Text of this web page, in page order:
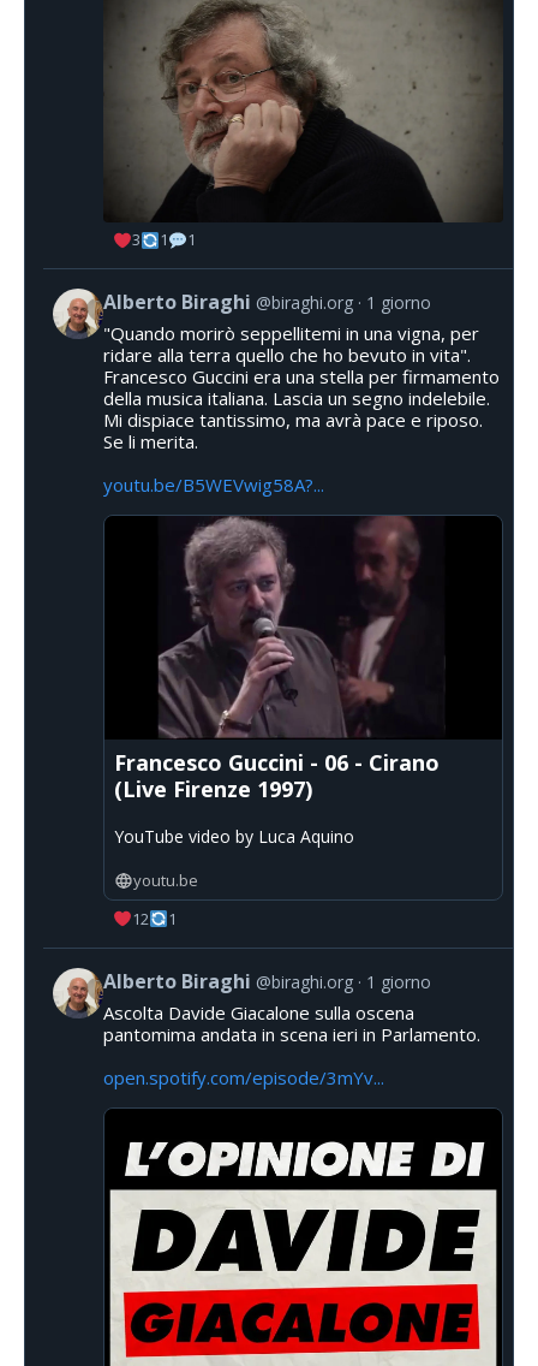
3 1 1
Alberto Biraghi @biraghi.org 1 giorno
"Quando morirò seppellitemi in una vigna, per
ridare alla terra quello che ho bevuto in vita".
Francesco Guccini era una stella per firmamento
della musica italiana. Lascia un segno indelebile.
Mi dispiace tantissimo, ma avrà pace e riposo.
Se li merita.
youtu.be/B5WEVwig58A?...
Francesco Guccini - 06 - Cirano
(Live Firenze 1997)
YouTube video by Luca Aquino
youtu.be
12
1
Alberto Biraghi @biraghi.org 1 giorno
Ascolta Davide Giacalone sulla oscena
pantomima andata in scena ieri in Parlamento.
open.spotify.com/episode/3mYv...